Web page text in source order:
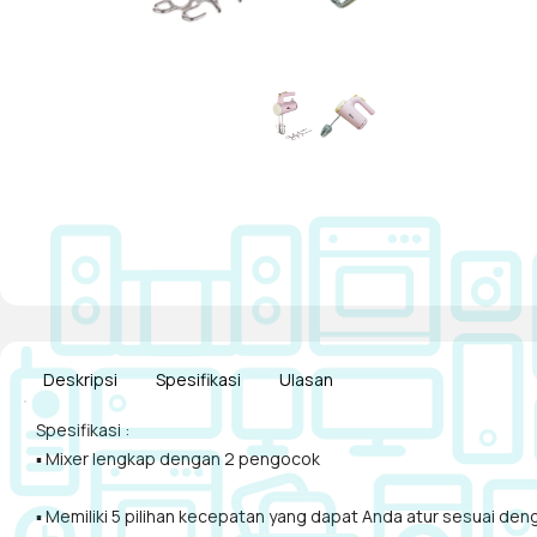
Deskripsi Spesifikasi Ulasan
Spesifikasi :
▪ Mixer lengkap dengan 2 pengocok
▪ Memiliki 5 pilihan kecepatan yang dapat Anda atur sesuai